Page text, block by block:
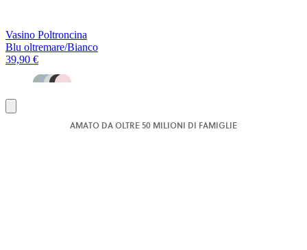
Vasino Poltroncina
Blu oltremare/Bianco
39,90 €
al
AMATO DA OLTRE 50 MILIONI DI FAMIGLIE